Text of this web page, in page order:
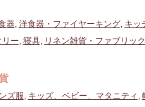
器, 洋食器・ファイヤーキング, キッ
ー, 寝具, リネン雑貨・ファブリック
ズ服, キッズ、ベビー、マタニティ ,